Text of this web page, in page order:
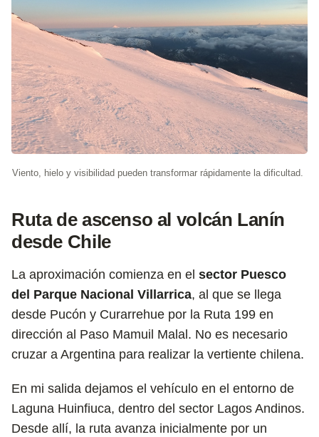
Viento, hielo y visibilidad pueden transformar rápidamente la dificultad.
Ruta de ascenso al volcán Lanín
desde Chile
La aproximación comienza en el sector Puesco
del Parque Nacional Villarrica, al que se llega
desde Pucón y Curarrehue por la Ruta 199 en
dirección al Paso Mamuil Malal. No es necesario
cruzar a Argentina para realizar la vertiente chilena.
En mi salida dejamos el vehículo en el entorno de
Laguna Huinfiuca, dentro del sector Lagos Andinos.
Desde allí, la ruta avanza inicialmente por un